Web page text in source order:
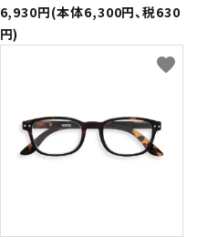
6,930円(本体6,300円、税630
円)
favorite